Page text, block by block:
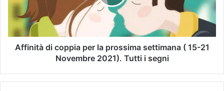
Affinità di coppia per la prossima settimana ( 15-21
Novembre 2021). Tutti i segni